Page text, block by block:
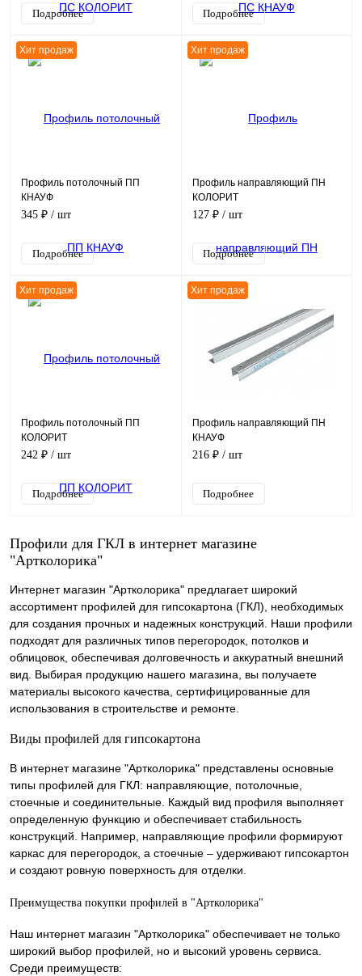
Подробнее Подробнее
Хит продаж
Профиль потолочный ПП
КНАУФ
345 ₽ / шт
Подробнее
Хит продаж
Профиль направляющий ПН
КОЛОРИТ
127 ₽ / шт
Подробнее
Хит продаж
Профиль потолочный ПП
КОЛОРИТ
242 ₽ / шт
Подробнее
Хит продаж
Профиль направляющий ПН
КНАУФ
216 ₽ / шт
Подробнее
Профили для ГКЛ в интернет магазине
"Артколорика"
Интернет магазин "Артколорика" предлагает широкий
ассортимент профилей для гипсокартона (ГКЛ), необходимых
для создания прочных и надежных конструкций. Наши профили
подходят для различных типов перегородок, потолков и
облицовок, обеспечивая долговечность и аккуратный внешний
вид. Выбирая продукцию нашего магазина, вы получаете
материалы высокого качества, сертифицированные для
использования в строительстве и ремонте.
Виды профилей для гипсокартона
В интернет магазине "Артколорика" представлены основные
типы профилей для ГКЛ: направляющие, потолочные,
стоечные и соединительные. Каждый вид профиля выполняет
определенную функцию и обеспечивает стабильность
конструкций. Например, направляющие профили формируют
каркас для перегородок, а стоечные – удерживают гипсокартон
и создают ровную поверхность для отделки.
Преимущества покупки профилей в "Артколорика"
Наш интернет магазин "Артколорика" обеспечивает не только
широкий выбор профилей, но и высокий уровень сервиса.
Среди преимуществ: